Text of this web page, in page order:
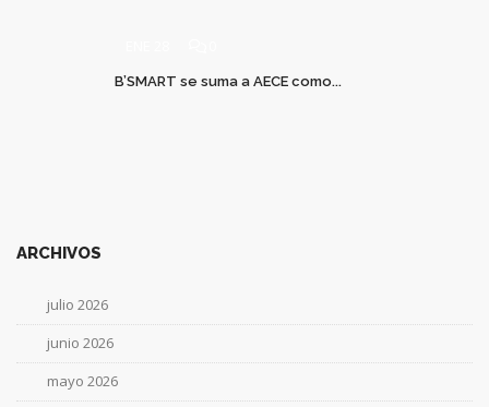
B’SMART se suma a AECE como...
ARCHIVOS
julio 2026
junio 2026
mayo 2026